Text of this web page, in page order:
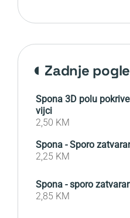
zadnje
Spona 3D polu
vijci
2,50 KM
Spona - Sporo
2,25 KM
Spona - sporo
2,85 KM